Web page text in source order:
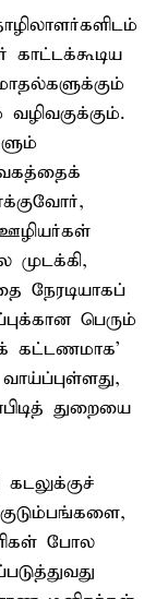
காட்டக்கூடிய
ஊழியர்கள்
முடக்கி,
நேரடியாகப்
பெரும்
கட்டணமாக'
துறையை
போல